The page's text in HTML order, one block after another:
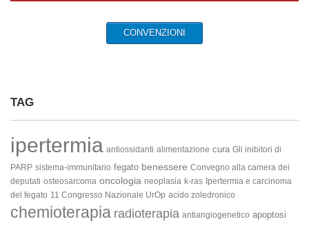
CONVENZIONI
TAG
ipertermia antiossidanti alimentazione cura Gli inibitori di
PARP sistema-immunitario fegato benessere Convegno alla camera dei
deputati osteosarcoma oncologia neoplasia k-ras Ipertermia e carcinoma
del fegato 11 Congresso Nazionale UrOp acido zoledronico
chemioterapia radioterapia antiangiogenetico apoptosi